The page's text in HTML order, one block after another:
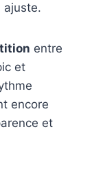
ajuste.
entre
et
encore
et